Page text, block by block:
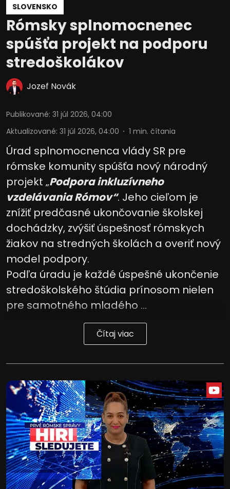
SLOVENSKO
Rómsky splnomocnenec
spúšťa projekt na podporu
stredoškolákov
Jozef Novák
Publikované: 31 júl 2026, 04:00
Aktualizované: 31 júl 2026, 04:00 1 min. čítania
Úrad splnomocnenca vlády SR pre
rómske komunity spúšťa nový národný
projekt „Podpora inkluzívneho
vzdelávania Rómov“. Jeho cieľom je
znížiť predčasné ukončovanie školskej
dochádzky, zvýšiť úspešnosť rómskych
žiakov na stredných školách a overiť nový
model podpory.
Podľa úradu je každé úspešné ukončenie
stredoškolského štúdia prínosom nielen
pre samotného mladého ...
Čítaj viac